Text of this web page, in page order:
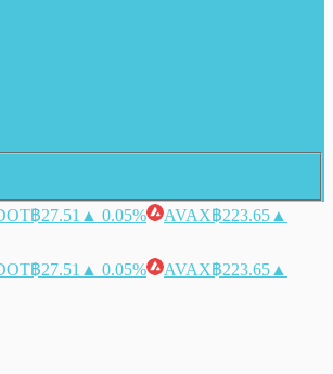
฿27.51 ▲ 0.05% AVAX฿223.65 ▲
฿27.51 ▲ 0.05% AVAX฿223.65 ▲